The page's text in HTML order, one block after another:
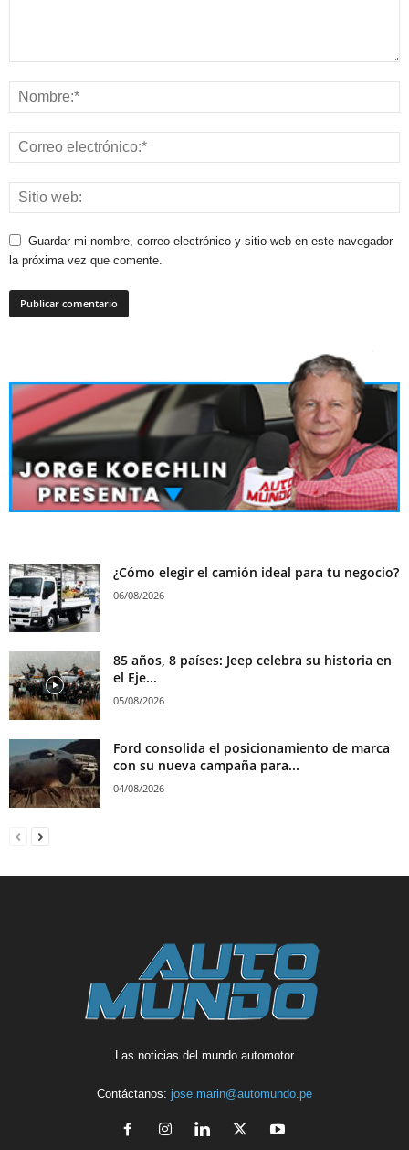
Guardar mi nombre, correo electrónico y sitio web en este navegador
la próxima vez que comente.
¿Cómo elegir el camión ideal para tu negocio?
06/08/2026
85 años, 8 países: Jeep celebra su historia en
el Eje...
05/08/2026
Ford consolida el posicionamiento de marca
con su nueva campaña para...
04/08/2026
Las noticias del mundo automotor
Contáctanos: jose.marin@automundo.pe